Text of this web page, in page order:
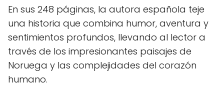
En sus 248 páginas, la autora española teje
una historia que combina humor, aventura y
sentimientos profundos, llevando al lector a
través de los impresionantes paisajes de
Noruega y las complejidades del corazón
humano.